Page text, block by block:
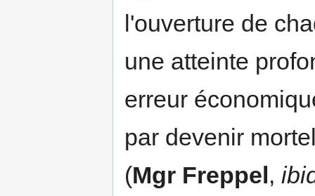
l'ouverture de
une atteinte
erreur
par devenir
(Mgr Freppel,